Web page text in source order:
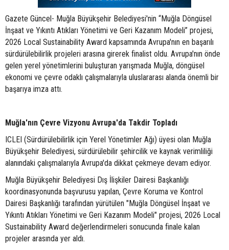
Gazete Güncel- Muğla Büyükşehir Belediyesi'nin “Muğla Döngüsel
İnşaat ve Yıkıntı Atıkları Yönetimi ve Geri Kazanım Modeli” projesi,
2026 Local Sustainability Award kapsamında Avrupa'nın en başarılı
sürdürülebilirlik projeleri arasına girerek finalist oldu. Avrupa'nın önde
gelen yerel yönetimlerini buluşturan yarışmada Muğla, döngüsel
ekonomi ve çevre odaklı çalışmalarıyla uluslararası alanda önemli bir
başarıya imza attı.
Muğla'nın Çevre Vizyonu Avrupa'da Takdir Topladı
ICLEI (Sürdürülebilirlik için Yerel Yönetimler Ağı) üyesi olan Muğla
Büyükşehir Belediyesi, sürdürülebilir şehircilik ve kaynak verimliliği
alanındaki çalışmalarıyla Avrupa'da dikkat çekmeye devam ediyor.
Muğla Büyükşehir Belediyesi Dış İlişkiler Dairesi Başkanlığı
koordinasyonunda başvurusu yapılan, Çevre Koruma ve Kontrol
Dairesi Başkanlığı tarafından yürütülen "Muğla Döngüsel İnşaat ve
Yıkıntı Atıkları Yönetimi ve Geri Kazanım Modeli" projesi, 2026 Local
Sustainability Award değerlendirmeleri sonucunda finale kalan
projeler arasında yer aldı.